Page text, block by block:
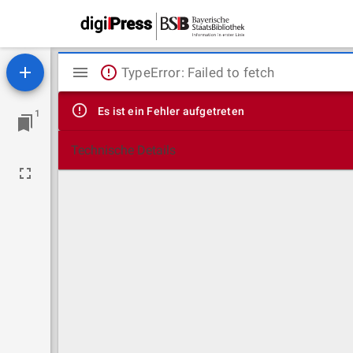
1
Mirador
Viewer
TypeError: Failed to fetch
Es ist ein Fehler aufgetreten
Technische Details